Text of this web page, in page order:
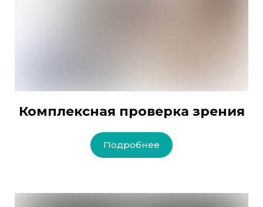
Комплексная проверка зрения
Подробнее